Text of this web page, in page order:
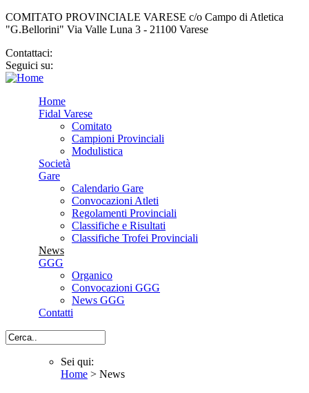
COMITATO PROVINCIALE VARESE c/o Campo di Atletica
"G.Bellorini" Via Valle Luna 3 - 21100 Varese
Contattaci:
Seguici su:
Home
Fidal Varese
Comitato
Campioni Provinciali
Modulistica
Società
Gare
Calendario Gare
Convocazioni Atleti
Regolamenti Provinciali
Classifiche e Risultati
Classifiche Trofei Provinciali
News
GGG
Organico
Convocazioni GGG
News GGG
Contatti
Cerca
Sei qui
Sei qui:
Home > News